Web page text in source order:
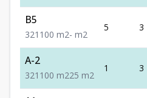
B5
321 100 m2- m2
5 3
A-2
321 100 m225 m2
1 3